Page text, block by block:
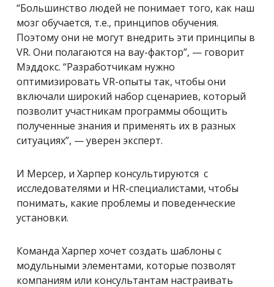
“Большинство людей не понимает того, как наш
мозг обучается, т.е., принципов обучения.
Поэтому они не могут внедрить эти принципы в
VR. Они полагаются на вау-фактор”, — говорит
Мэддокс. “Разработчикам нужно
оптимизировать VR-опыты так, чтобы они
включали широкий набор сценариев, который
позволит участникам программы обощить
полученные знания и применять их в разных
ситуациях”, — уверен эксперт.
И Мерсер, и Харпер консультируются с
исследователями и HR-специалистами, чтобы
понимать, какие проблемы и поведенческие
установки.
Команда Харпер хочет создать шаблоны с
модульными элементами, которые позволят
компаниям или консультантам настраивать